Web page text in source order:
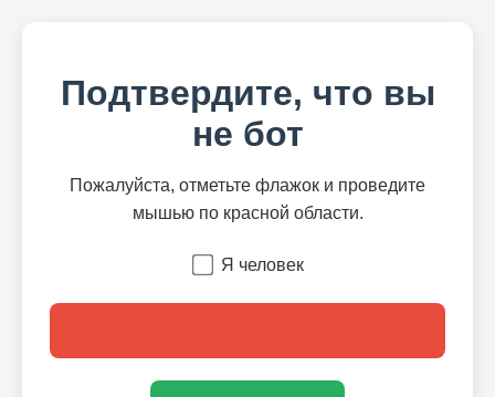
Подтвердите, что вы
не бот
Пожалуйста, отметьте флажок и проведите
мышью по красной области.
Я человек